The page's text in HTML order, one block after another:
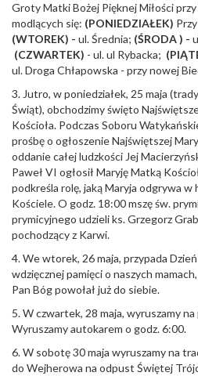
Groty Matki Bożej Pięknej Miłości
modlących się: (PONIEDZIAŁEK)
(WTOREK) - ul. Średnia; (ŚRODA ) -
(CZWARTEK) - ul. ul Rybacka;
ul. Droga Chłapowska - przy nowej
3. Jutro, w poniedziałek, 25 maja
Świąt), obchodzimy święto
Kościoła. Podczas Soboru
prośbę o ogłoszenie Najświętszej
oddanie całej ludzkości Jej
Paweł VI ogłosił Maryję Matką
podkreśla rolę, jaką Maryja odgrywa
Kościele. O godz. 18:00 mszę św.
prymicyjnego udzieli ks. Grzegorz
pochodzący z Karwi.
4. We wtorek, 26 maja, przypada
wdzięcznej pamięci o naszych
Pan Bóg powołał już do siebie.
5. W czwartek, 28 maja, wyruszamy
Wyruszamy autokarem o godz. 6:00.
6. W sobotę 30 maja wyruszamy na
do Wejherowa na odpust Świętej